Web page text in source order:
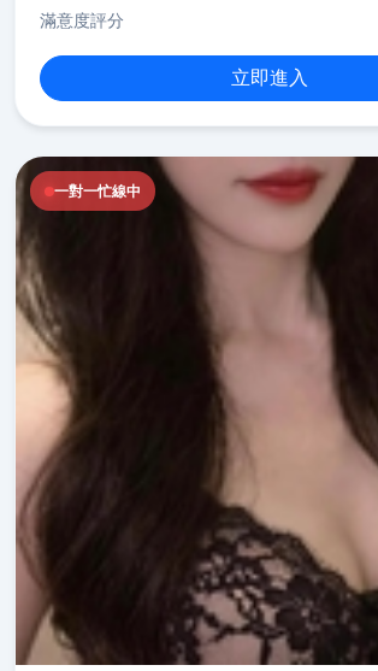
滿意度評分
立即進入
一對一忙線中